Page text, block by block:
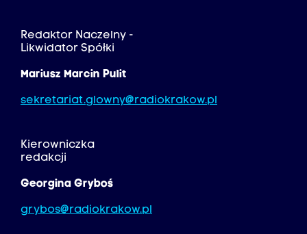
Redaktor Naczelny -
Likwidator Spółki
Mariusz Marcin Pulit
sekretariat.glowny@radiokrakow.pl
Kierowniczka
redakcji
Georgina Gryboś
grybos@radiokrakow.pl